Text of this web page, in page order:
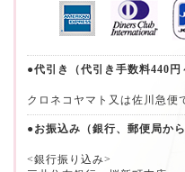
●代引き（代引き手数料440円
クロネコヤマト又は佐川急便
●お振込み（銀行、郵便局か
<銀行振り込み>